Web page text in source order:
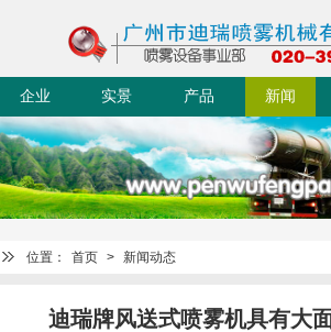
企业
简介
实景
迪瑞
产品 新闻
动态
位置： 首页 > 新闻动态
迪瑞牌风送式喷雾机具有大